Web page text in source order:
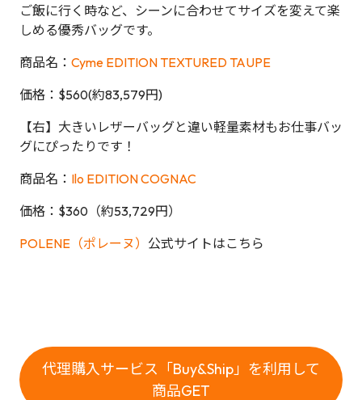
ご飯に行く時など、シーンに合わせてサイズを変えて楽
しめる優秀バッグです。
商品名： Cyme EDITION TEXTURED TAUPE
価格：$560(約83,579円)
【右】大きいレザーバッグと違い軽量素材もお仕事バッ
グにぴったりです！
商品名： Ilo EDITION COGNAC
価格：$360（約53,729円）
POLENE（ポレーヌ） 公式サイトはこちら
代理購入サービス「Buy&Ship」を利用して
商品GET